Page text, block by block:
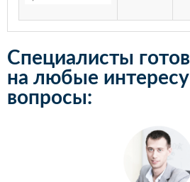
Специалисты
на любые
вопросы: